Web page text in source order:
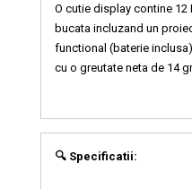
O cutie display contine 12
bucata incluzand un
functional (baterie
cu o greutate neta de 14
🔍 Specificatii: